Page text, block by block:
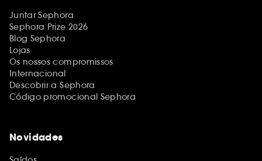
Juntar Sephora
Sephora Prize 2026
Blog Sephora
Lojas
Os nossos compromissos
Internacional
Descobrir a Sephora
Código promocional Sephora
Novidades